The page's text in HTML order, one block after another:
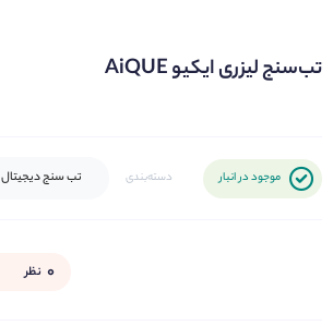
تب‌سنج لیزری ایکیو AiQUE
موجود در انبار دسته‌بندی تب سنج دیجیتال
۰ نظر